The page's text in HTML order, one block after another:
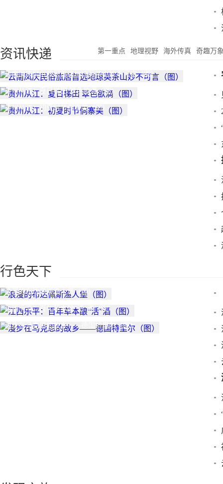
资讯快递 第一重点 地理视野 海外传真 奇趣万
云南凤庆民俗旅居首选地琼英茶山妙不可言（图）
贵州从江：夏日梯田 翠色欲滴（图）
贵州从江：初夏时节侗寨美（图）
行色天下
浪漫的布达佩斯渔人堡（图）
江西乐平：百年草本酿“活”酒（图）
漫步在马克思的故乡——德国特里尔（图）